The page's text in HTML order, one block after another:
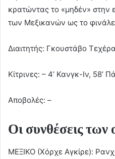
κρατώντας το «μηδέν» στην
των Μεξικανών ως το
Διαιτητής: Γκουστάβο
Κίτρινες: – 4’ Κανγκ-Ιν, 58’
Αποβολές: –
Οι συνθέσεις
ΜΕΞΙΚΟ (Χόρχε Αγκίρε):